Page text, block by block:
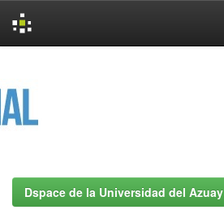
Dspace de la Universidad del Azuay